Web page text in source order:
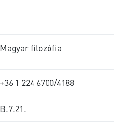
Magyar filozófia
+36 1 224 6700/4188
B.7.21.